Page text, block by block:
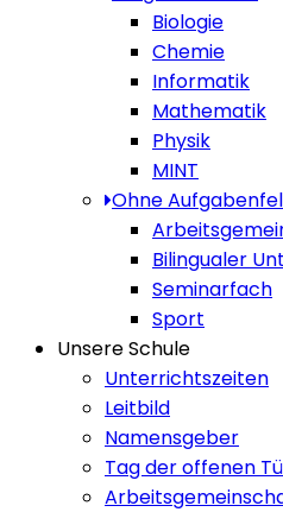
Biologie
Chemie
Informatik
Mathematik
Physik
MINT
Ohne
Bilingualer
Seminarfach
Sport
Unsere Schule
Unterrichtszeiten
Leitbild
Namensgeber
Tag der offenen